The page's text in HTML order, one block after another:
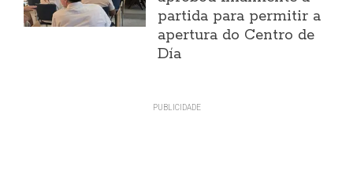
partida para permitir a
apertura do Centro de
Día